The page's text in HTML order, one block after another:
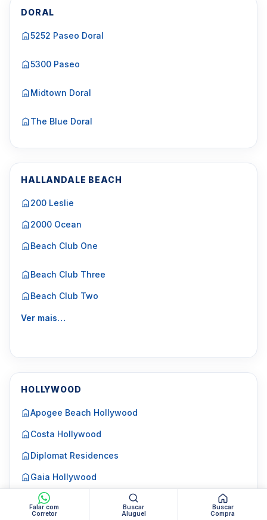
DORAL
5252 Paseo Doral
5300 Paseo
Midtown Doral
The Blue Doral
HALLANDALE BEACH
200 Leslie
2000 Ocean
Beach Club One
Beach Club Three
Beach Club Two
Ver mais…
HOLLYWOOD
Apogee Beach Hollywood
Costa Hollywood
Diplomat Residences
Gaia Hollywood
Hyde Beach Resort Hollywood
Falar com
Corretor
Buscar
Aluguel
Buscar
Compra